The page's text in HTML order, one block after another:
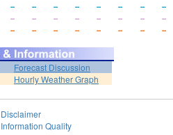
-- -- -- -- -- -- -- --
-- -- -- -- -- -- -- --
-- -- -- -- -- -- -- --
Forecast Discussion
Hourly Weather Graph
Disclaimer
Information Quality